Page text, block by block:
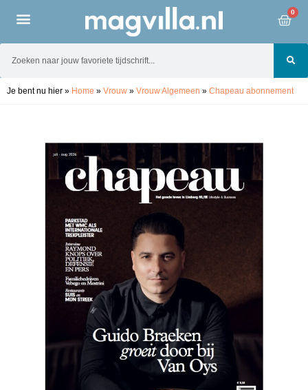
0
Je bent nu hier » Home » Vrouw » Vrouw Algemeen » Chapeau abonnement